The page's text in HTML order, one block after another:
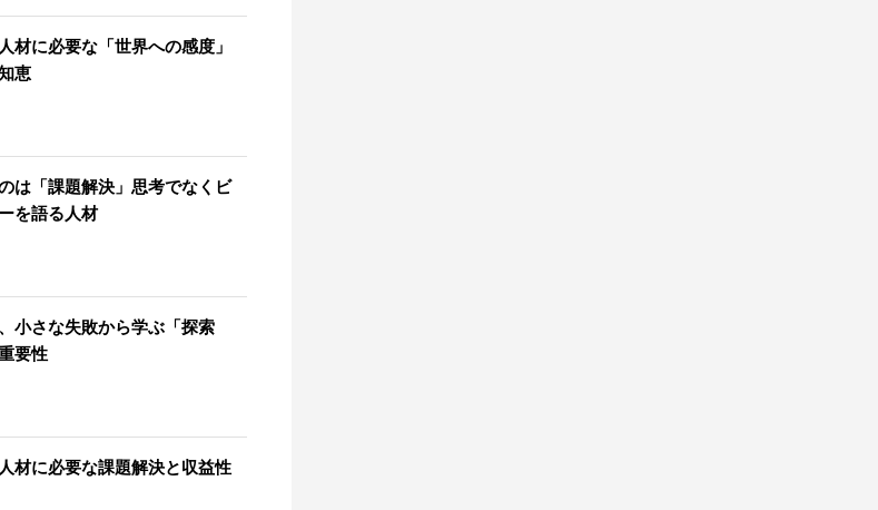
材に必要な「世界への感度」
恵
は「課題解決」思考でなくビ
を語る人材
小さな失敗から学ぶ「探索
要性
材に必要な課題解決と収益性